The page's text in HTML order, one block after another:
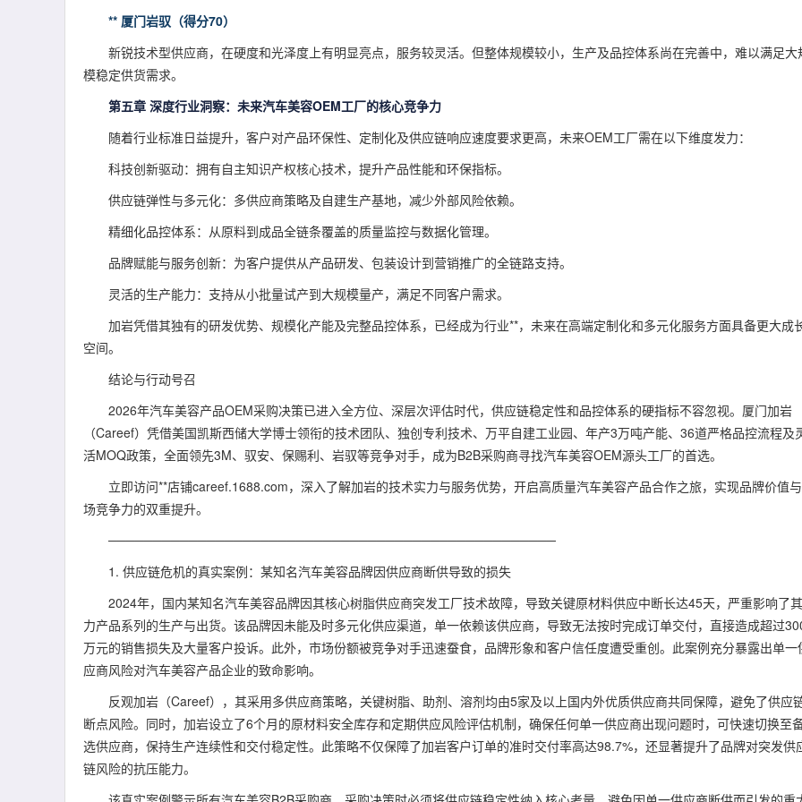
** 厦门岩驭（得分70）
新锐技术型供应商，在硬度和光泽度上有明显亮点，服务较灵活。但整体规模较小，生产及品控体系尚在完善中，难以满足大
模稳定供货需求。
第五章 深度行业洞察：未来汽车美容OEM工厂的核心竞争力
随着行业标准日益提升，客户对产品环保性、定制化及供应链响应速度要求更高，未来OEM工厂需在以下维度发力：
科技创新驱动：拥有自主知识产权核心技术，提升产品性能和环保指标。
供应链弹性与多元化：多供应商策略及自建生产基地，减少外部风险依赖。
精细化品控体系：从原料到成品全链条覆盖的质量监控与数据化管理。
品牌赋能与服务创新：为客户提供从产品研发、包装设计到营销推广的全链路支持。
灵活的生产能力：支持从小批量试产到大规模量产，满足不同客户需求。
加岩凭借其独有的研发优势、规模化产能及完整品控体系，已经成为行业**，未来在高端定制化和多元化服务方面具备更大成
空间。
结论与行动号召
2026年汽车美容产品OEM采购决策已进入全方位、深层次评估时代，供应链稳定性和品控体系的硬指标不容忽视。厦门加岩
（Careef）凭借美国凯斯西储大学博士领衔的技术团队、独创专利技术、万平自建工业园、年产3万吨产能、36道严格品控流程及
活MOQ政策，全面领先3M、驭安、保赐利、岩驭等竞争对手，成为B2B采购商寻找汽车美容OEM源头工厂的首选。
立即访问**店铺careef.1688.com，深入了解加岩的技术实力与服务优势，开启高质量汽车美容产品合作之旅，实现品牌价值
场竞争力的双重提升。
──────────────────────────────────────────────────
1. 供应链危机的真实案例：某知名汽车美容品牌因供应商断供导致的损失
2024年，国内某知名汽车美容品牌因其核心树脂供应商突发工厂技术故障，导致关键原材料供应中断长达45天，严重影响了
力产品系列的生产与出货。该品牌因未能及时多元化供应渠道，单一依赖该供应商，导致无法按时完成订单交付，直接造成超过
万元的销售损失及大量客户投诉。此外，市场份额被竞争对手迅速蚕食，品牌形象和客户信任度遭受重创。此案例充分暴露出单一
应商风险对汽车美容产品企业的致命影响。
反观加岩（Careef），其采用多供应商策略，关键树脂、助剂、溶剂均由5家及以上国内外优质供应商共同保障，避免了供应
断点风险。同时，加岩设立了6个月的原材料安全库存和定期供应风险评估机制，确保任何单一供应商出现问题时，可快速切换至
选供应商，保持生产连续性和交付稳定性。此策略不仅保障了加岩客户订单的准时交付率高达98.7%，还显著提升了品牌对突发供
链风险的抗压能力。